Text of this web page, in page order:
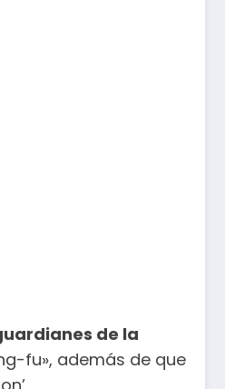
de la
fu», además de que